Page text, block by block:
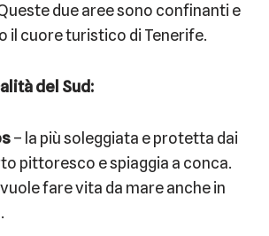
due aree sono confinanti e
il cuore turistico di Tenerife.
del Sud:
– la più soleggiata e protetta dai
pittoresco e spiaggia a conca.
fare vita da mare anche in